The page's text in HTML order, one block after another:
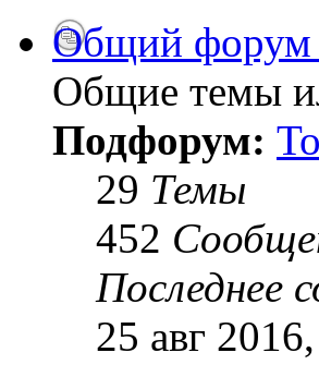
Общий форум
Общие темы
Подфорум:
29 Темы
452
Последнее
25 авг